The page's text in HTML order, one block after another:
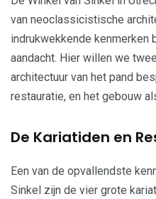
van neoclassicistische
indrukwekkende kenmerken
aandacht. Hier willen we
architectuur van het pand
restauratie, en het gebouw
De Kariatiden en
Een van de opvallendste
Sinkel zijn de vier grote